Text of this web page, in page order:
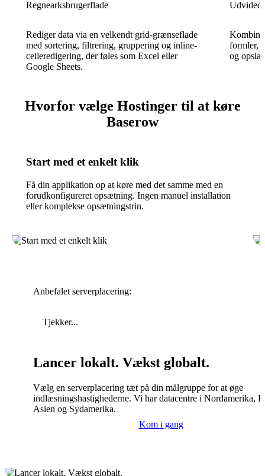
Regnearksbrugerflade
Rediger data via en velkendt grid-grænseflade
med sortering, filtrering, gruppering og inline-
celleredigering, der føles som Excel eller
Google Sheets.
formler,
og
Hvorfor vælge Hostinger til at køre
Baserow
Start med et enkelt klik
Få din applikation op at køre med det samme med en
forudkonfigureret opsætning. Ingen manuel installation
eller komplekse opsætningstrin.
Anbefalet serverplacering:
Tjekker...
Lancer lokalt. Vækst globalt.
Vælg en serverplacering tæt på din målgruppe for at øge
indlæsningshastighederne. Vi har datacentre i Nordamerika,
Asien og Sydamerika.
Kom i gang